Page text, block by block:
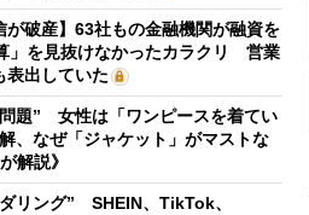
が破産】63社もの金融機関が融資を
」を見抜けなかったカラクリ 営業
表出していた
題” 女性は「ワンピースを着てい
、なぜ「ジャケット」がマストな
解説》
リング” SHEIN、TikTok、